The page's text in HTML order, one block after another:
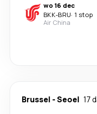
wo 16 dec
BKK-BRU· 1 stop
Air China
Brussel -Seoel 17